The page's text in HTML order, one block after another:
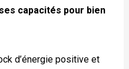
capacités pour bien
d’énergie positive et